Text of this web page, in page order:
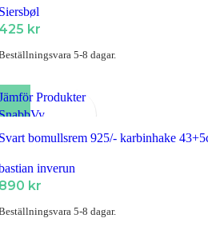
kr
5-8 dagar.
Produkter
till i Favoriter
bomullsrem 925/- karbinhake
inverun
kr
5-8 dagar.